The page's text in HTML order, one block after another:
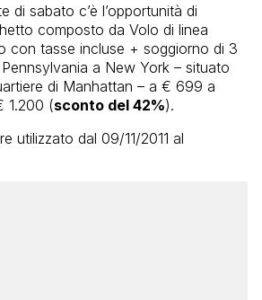
di sabato c’è l’opportunità di
composto da Volo di linea
con tasse incluse + soggiorno di 3
a New York – situato
di Manhattan – a € 699 a
1.200 (sconto del 42%).
utilizzato dal 09/11/2011 al